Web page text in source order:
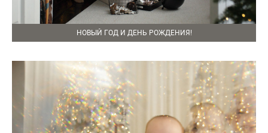
НОВЫЙ ГОД И ДЕНЬ РОЖДЕНИЯ!